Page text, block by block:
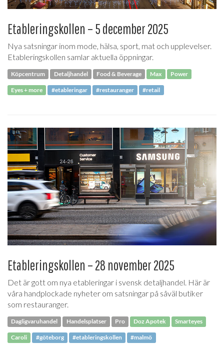
Etableringskollen – 5 december 2025
Nya satsningar inom mode, hälsa, sport, mat och upplevelser.
Etableringskollen samlar aktuella öppningar.
Köpcentrum Detaljhandel Food & Beverage Max Power
Eyes + more #etableringar #restauranger #retail
Etableringskollen – 28 november 2025
Det är gott om nya etableringar i svensk detaljhandel. Här är
våra handplockade nyheter om satsningar på såväl butiker
som restauranger.
Dagligvaruhandel Handelsplatser Pro Doz Apotek Smarteyes
Caroli #göteborg #etableringskollen #malmö